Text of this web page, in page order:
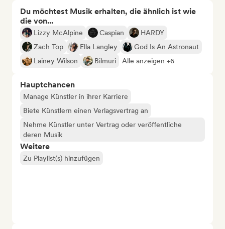
Du möchtest Musik erhalten, die ähnlich ist wie
die von...
Lizzy McAlpine Caspian
HARDY
Zach Top
Ella Langley
God Is An Astronaut
Lainey Wilson
Bilmuri Alle anzeigen +6
Hauptchancen
Manage Künstler in ihrer Karriere
Biete Künstlern einen Verlagsvertrag an
Nehme Künstler unter Vertrag oder veröffentliche
deren Musik
Weitere
Zu Playlist(s) hinzufügen